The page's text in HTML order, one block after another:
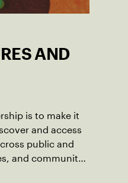
AND
is to make it
and access
public and
and community